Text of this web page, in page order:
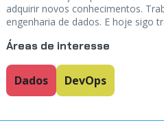
adquirir novos conhecimentos.
engenharia de dados. E hoje sigo
Áreas de interesse
Dados DevOps